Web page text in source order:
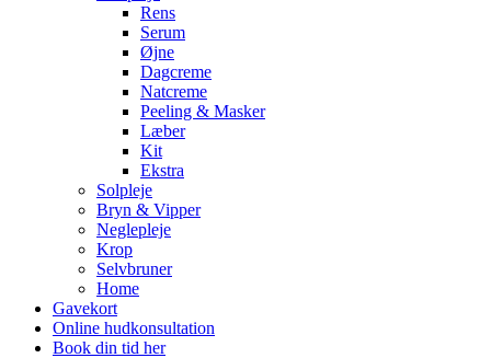
Rens
Serum
Øjne
Dagcreme
Natcreme
Peeling & Masker
Læber
Kit
Ekstra
Solpleje
Bryn & Vipper
Neglepleje
Krop
Selvbruner
Home
Gavekort
Online hudkonsultation
Book din tid her